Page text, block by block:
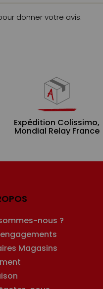
donner votre avis.
Expédition Colissimo,
Mondial Relay France
nous ?
Magasins